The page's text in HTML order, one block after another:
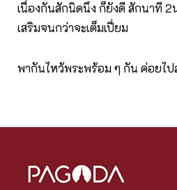
เนื่องกันสักนิดนึง ก็ยังดี สักนาที 2
เสริมจนกว่าจะเต็มเปี่ยม
พากันไหว้พระพร้อม ๆ กัน ค่อยไป